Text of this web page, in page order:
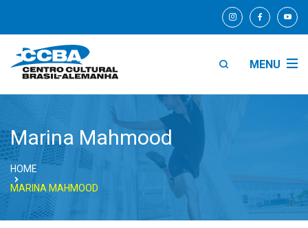
MENU
Marina Mahmood
HOME
MARINA MAHMOOD